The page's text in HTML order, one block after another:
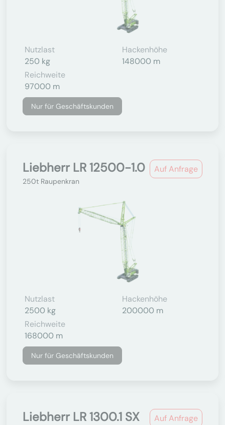
Nutzlast
250 kg
Hackenhöhe
148000 m
Reichweite
97000 m
Nur für Geschäftskunden
Auf Anfrage
Liebherr LR 12500-1.0
250t Raupenkran
Nutzlast
2500 kg
Hackenhöhe
200000 m
Reichweite
168000 m
Nur für Geschäftskunden
Auf Anfrage
Liebherr LR 1300.1 SX